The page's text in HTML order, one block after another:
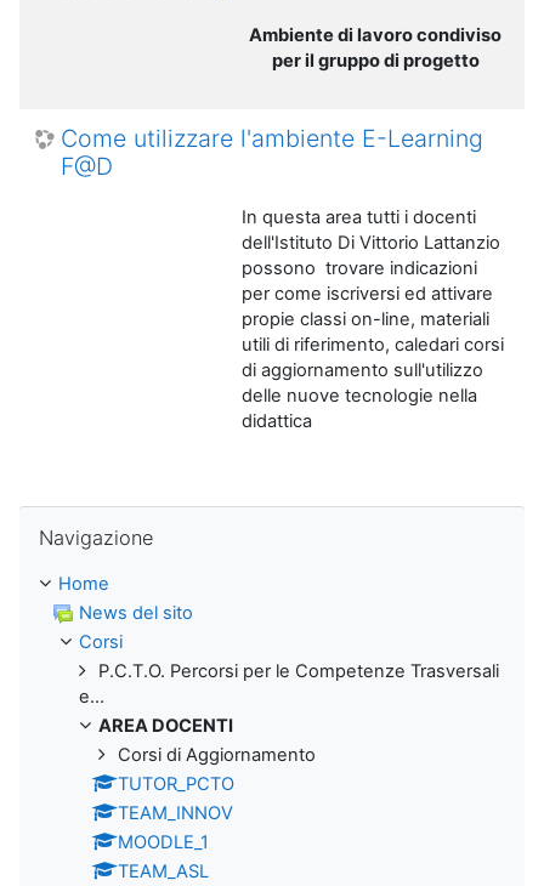
Ambiente di lavoro condiviso
per il gruppo di progetto
Come utilizzare l'ambiente E-Learning
F@D
In questa area tutti i docenti
dell'Istituto Di Vittorio Lattanzio
possono trovare indicazioni
per come iscriversi ed attivare
propie classi on-line, materiali
utili di riferimento, caledari corsi
di aggiornamento sull'utilizzo
delle nuove tecnologie nella
didattica
Navigazione
Home
News del sito
Corsi
P.C.T.O. Percorsi per le Competenze Trasversali
e...
AREA DOCENTI
Corsi di Aggiornamento
TUTOR_PCTO
TEAM_INNOV
MOODLE_1
TEAM_ASL